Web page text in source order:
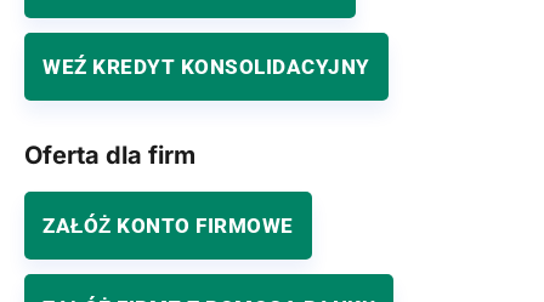
WEŹ KREDYT KONSOLIDACYJNY
Oferta dla firm
ZAŁÓŻ KONTO FIRMOWE